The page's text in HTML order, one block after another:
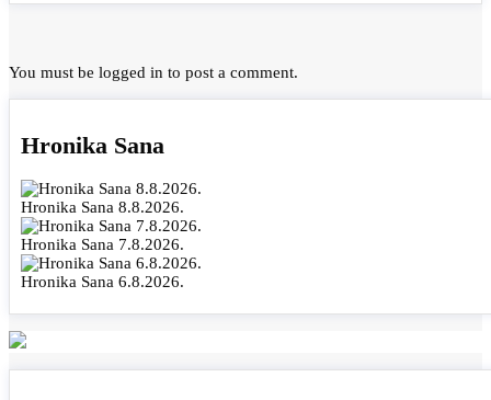
You must be logged in to post a comment.
Hronika Sana
Hronika Sana 8.8.2026.
Hronika Sana 7.8.2026.
Hronika Sana 6.8.2026.